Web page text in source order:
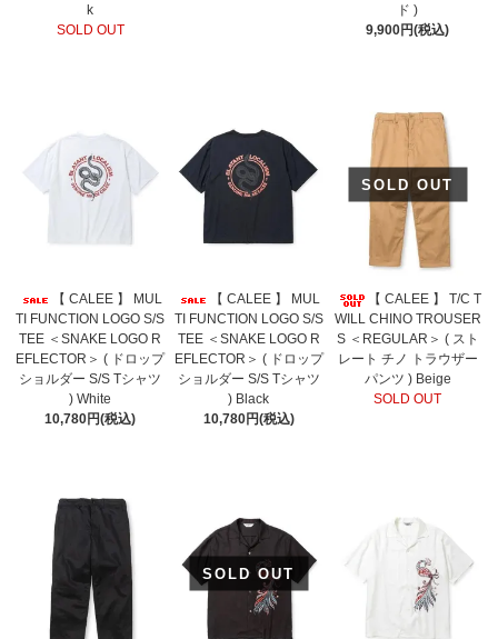
k
SOLD OUT
ド )
9,900円(税込)
【 CALEE 】 MUL
TI FUNCTION LOGO S/S
TEE ＜SNAKE LOGO R
EFLECTOR＞ ( ドロップ
ショルダー S/S Tシャツ
) White
10,780円(税込)
【 CALEE 】 MUL
TI FUNCTION LOGO S/S
TEE ＜SNAKE LOGO R
EFLECTOR＞ ( ドロップ
ショルダー S/S Tシャツ
) Black
10,780円(税込)
SOLD OUT
【 CALEE 】 T/C T
WILL CHINO TROUSER
S ＜REGULAR＞ ( スト
レート チノ トラウザー
パンツ ) Beige
SOLD OUT
SOLD OUT